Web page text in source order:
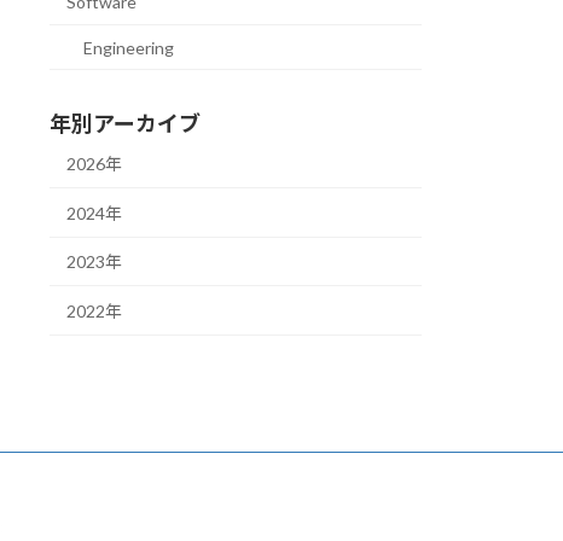
Engineering
年別アーカイブ
2026年
2024年
2023年
2022年